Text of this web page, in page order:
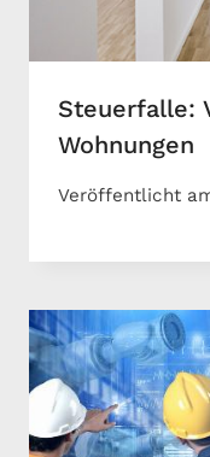
Steuerfalle:
Wohnungen
Veröffentlicht